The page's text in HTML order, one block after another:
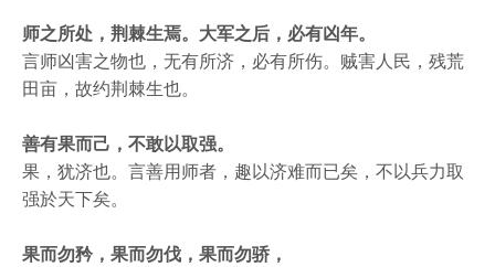
师之所处，荆棘生焉。大军之后，必有凶年。
言师凶害之物也，无有所济，必有所伤。贼害人民，残荒
田亩，故约荆棘生也。
善有果而己，不敢以取强。
果，犹济也。言善用师者，趣以济难而已矣，不以兵力取
强於天下矣。
果而勿矜，果而勿伐，果而勿骄，